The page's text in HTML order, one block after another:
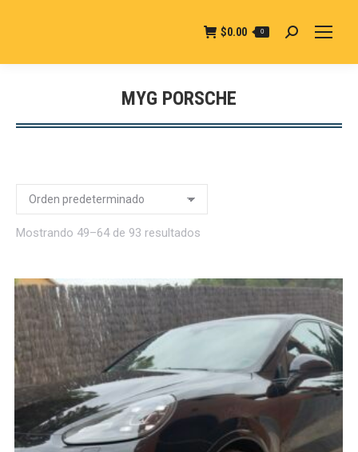
$0.00 0 Buscar:
MYG PORSCHE
Estás aquí:
Mostrando 49–64 de 93 resultados